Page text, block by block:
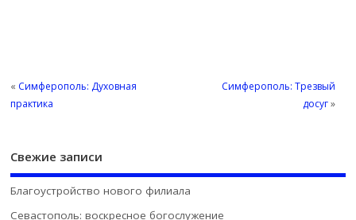
« Симферополь: Духовная
практика
Симферополь: Трезвый
досуг»
Свежие записи
Благоустройство нового филиала
Севастополь: воскресное богослужение